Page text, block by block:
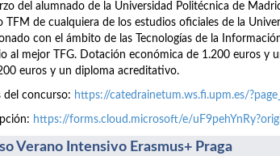
del alumnado de la Universidad Politécnica de
TFM de cualquiera de los estudios oficiales de la
con el ámbito de las Tecnologías de la
al mejor TFG. Dotación económica de 1.200 euros
euros y un diploma acreditativo.
del concurso: https://catedrainetum.ws.fi.upm.es/
https://forms.cloud.microsoft/e/
Verano Intensivo Erasmus+ Praga